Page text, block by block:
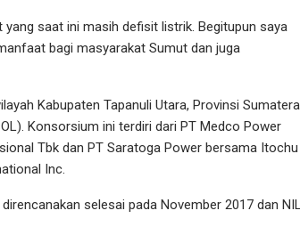
saat ini masih defisit listrik. Begitupun saya
bagi masyarakat Sumut dan juga
Kabupaten Tapanuli Utara, Provinsi Sumatera
Konsorsium ini terdiri dari PT Medco Power
Tbk dan PT Saratoga Power bersama Itochu
Inc.
selesai pada November 2017 dan NIL